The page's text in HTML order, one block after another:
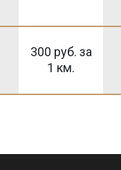
300 руб. за
1 км.